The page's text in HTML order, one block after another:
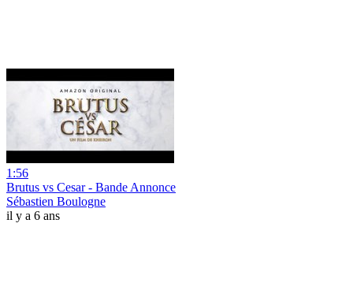
1:56
Brutus vs Cesar - Bande Annonce
Sébastien Boulogne
il y a 6 ans